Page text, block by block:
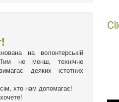
на волонтерській
Тим не менш, технічне
деяких істотних
хто нам допомагає!